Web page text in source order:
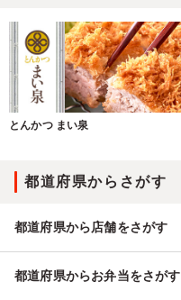
とんかつ まい泉
都道府県からさがす
都道府県から店舗をさがす
都道府県からお弁当をさがす